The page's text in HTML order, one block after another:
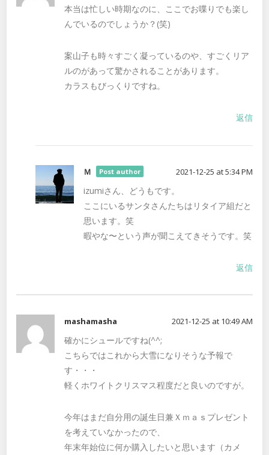
本当は忙しい時期なのに、ここでお喋りでも楽し
んでいるのでしょうか？(笑)
案山子も時々すごく凝っているのや、すごくリア
ルのがあって驚かされることがあります。
カラスもびっくりですね。
返信
Ｍ Post author 2021-12-25 at 5:34 PM
izumiさん、どうもです。
ここにいるサンタさんたちはリタイア組だと
思います。笑
暇やな〜という声が聞こえてきそうです。笑
返信
mashamasha 2021-12-25 at 10:49 AM
確かにシュールですね(^^;
こちらではこれから大雪になりそうな予報で
す・・・
軽くホワイトクリスマス程度だと良いのですが。
今年はまだ自分用の誕生日兼Ｘｍａｓプレゼント
を考えていなかったので、
年末年始位に何か購入したいと思います（カメ